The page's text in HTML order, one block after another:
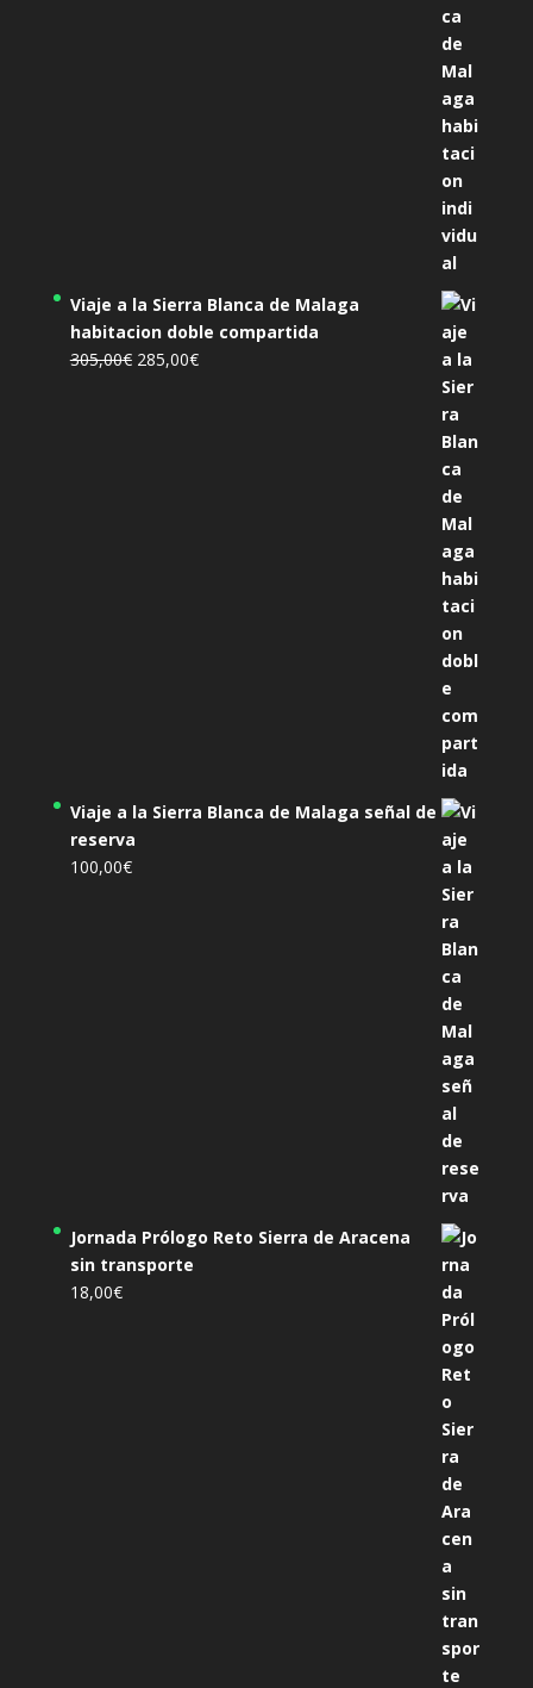
Viaje a la Sierra Blanca de Malaga
habitacion doble compartida
305,00€ El
285,00€El
Viaje a la Sierra Blanca de Malaga señal de
reserva
100,00€
Jornada Prólogo Reto Sierra de Aracena
sin transporte
18,00€